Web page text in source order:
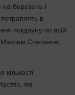
березень і
в
локдауну по всій
Степанов,
які